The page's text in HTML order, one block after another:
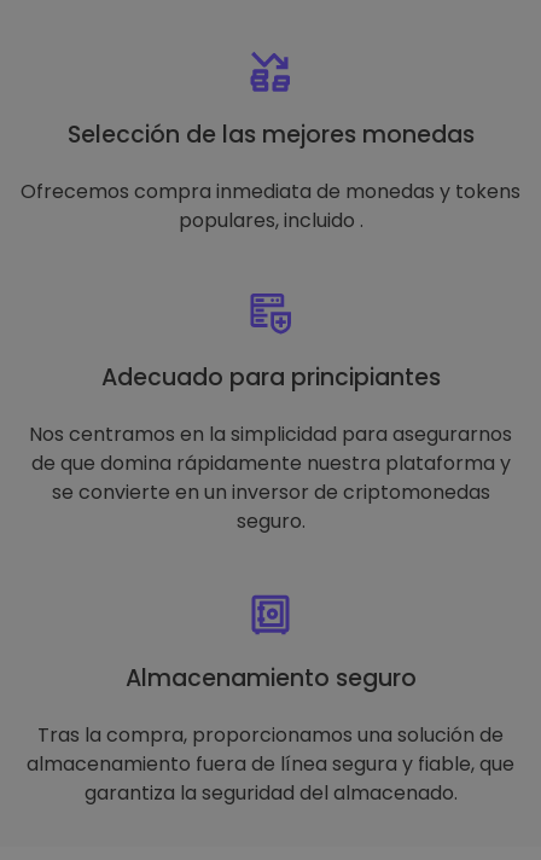
Selección de las mejores monedas
Ofrecemos compra inmediata de monedas y tokens
populares, incluido .
Adecuado para principiantes
Nos centramos en la simplicidad para asegurarnos
de que domina rápidamente nuestra plataforma y
se convierte en un inversor de criptomonedas
seguro.
Almacenamiento seguro
Tras la compra, proporcionamos una solución de
almacenamiento fuera de línea segura y fiable, que
garantiza la seguridad del almacenado.